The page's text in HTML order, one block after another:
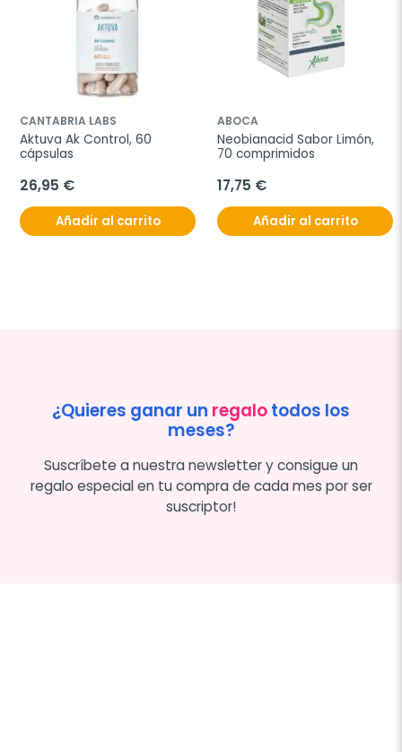
CANTABRIA LABS
Aktuva Ak Control, 60
cápsulas
26,95 €
Añadir al carrito
ABOCA
Neobianacid Sabor Limón,
70 comprimidos
17,75 €
Añadir al carrito
¿Quieres ganar un regalotodos los
meses?
Suscríbete a nuestra newsletter y consigue un
regalo especial en tu compra de cada mes por ser
suscriptor!